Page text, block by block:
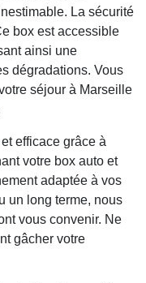
La sécurité
box est accessible
ainsi une
dégradations. Vous
séjour à Marseille
efficace grâce à
votre box auto et
adaptée à vos
un long terme, nous
vous convenir. Ne
gâcher votre